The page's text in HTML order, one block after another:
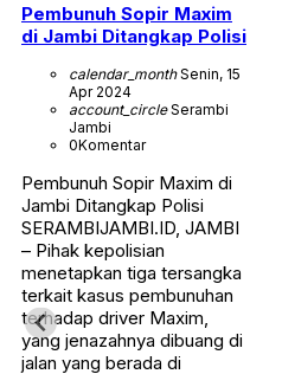
Pembunuh Sopir Maxim
di Jambi Ditangkap Polisi
calendar_monthSenin, 15
Apr 2024
account_circleSerambi
Jambi
0Komentar
Pembunuh Sopir Maxim di
Jambi Ditangkap Polisi
SERAMBIJAMBI.ID, JAMBI
– Pihak kepolisian
menetapkan tiga tersangka
terkait kasus pembunuhan
terhadap driver Maxim,
yang jenazahnya dibuang di
jalan yang berada di